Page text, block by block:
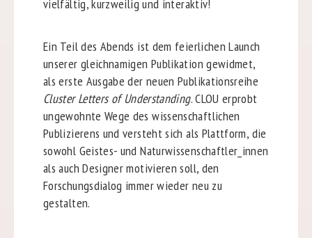
vielfältig, kurzweilig und interaktiv!
Ein Teil des Abends ist dem feierlichen Launch
unserer gleichnamigen Publikation gewidmet,
als erste Ausgabe der neuen Publikationsreihe
Cluster Letters of Understanding. CLOU erprobt
ungewohnte Wege des wissenschaftlichen
Publizierens und versteht sich als Plattform, die
sowohl Geistes- und Naturwissenschaftler_innen
als auch Designer motivieren soll, den
Forschungsdialog immer wieder neu zu
gestalten.